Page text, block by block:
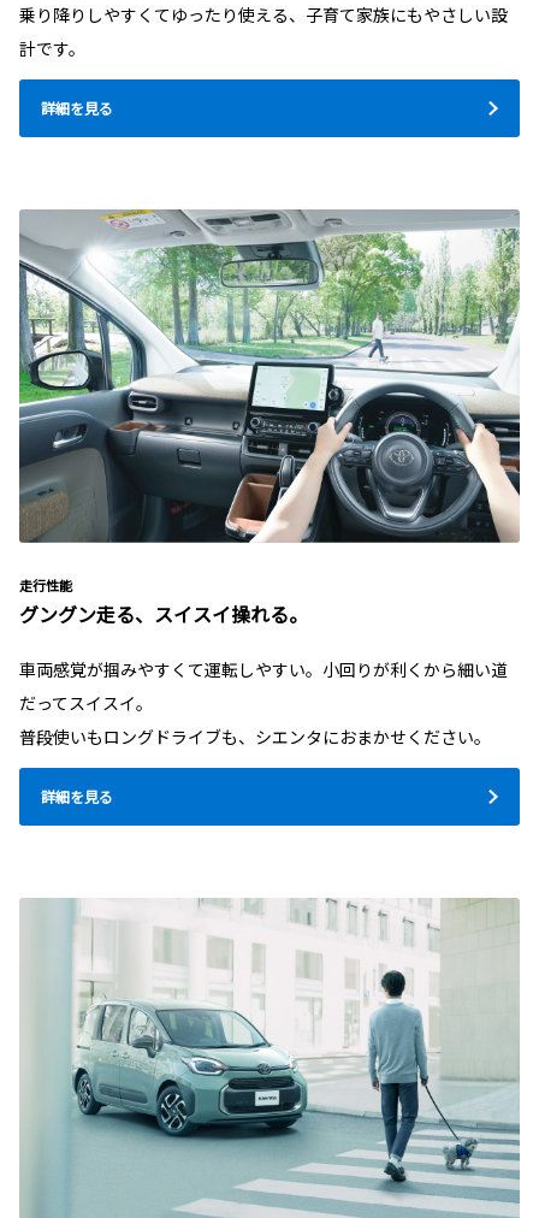
乗り降りしやすくてゆったり使える、子育て家族にもやさしい設
計です。
詳細を見る
走行性能
グングン走る、スイスイ操れる。
車両感覚が掴みやすくて運転しやすい。小回りが利くから細い道
だってスイスイ。
普段使いもロングドライブも、シエンタにおまかせください。
詳細を見る